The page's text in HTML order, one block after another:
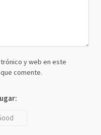
y web en este
comente.